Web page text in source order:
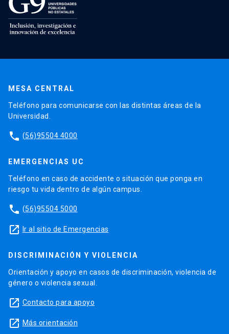
MESA CENTRAL
Teléfono para comunicarse con las distintas áreas de la
Universidad.
phone (56)95504 4000
EMERGENCIAS UC
Teléfono en caso de accidente o situación que ponga en
riesgo tu vida dentro de algún campus.
phone (56)95504 5000
launch Ir al sitio de Emergencias
DISCRIMINACIÓN Y VIOLENCIA
Orientación y apoyo en casos de discriminación, violencia de
género o violencia sexual.
launch Contacto para apoyo
launch Más orientación